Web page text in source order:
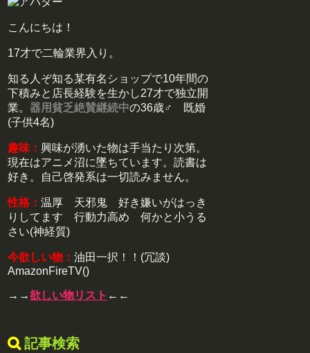
こんにちは！
17才で二輪業界入り。
知る人ぞ知る某有名ショップで10年間の
下積みと店長経験を生かし27才で独立開
業。 器用貧乏絶賛継続中の36歳♂ 既婚
(子供4名)
趣味： 興味が湧いた物は手当たり次第。
現在はアニメ沼に墜ちています。読書は
好き。自己啓発系は一切読みません。
性格： 温厚 天邪鬼 好き嫌いがはっき
りしてます 行動力高め 何かと小うる
さい(神経質)
今欲しい物： 油田一択！！(冗談)
AmazonFireTV()
→→欲しい物リスト ←←
記事検索